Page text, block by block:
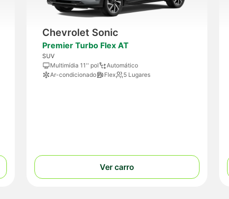
Chevrolet Sonic
Premier Turbo Flex AT
SUV
Multimídia 11'' pol
Automático
Ar-condicionado
Flex 5 Lugares
Ver carro